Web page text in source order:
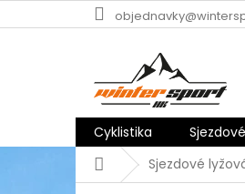
na
Cyklistika
DomůSjezdové